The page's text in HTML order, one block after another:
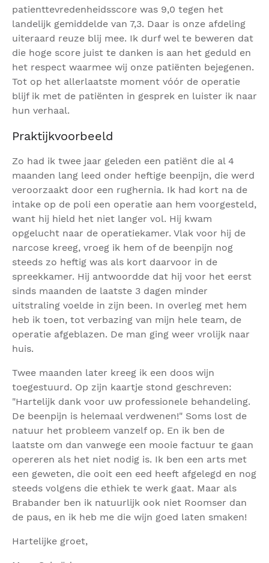
patienttevredenheidsscore was 9,0 tegen het
landelijk gemiddelde van 7,3. Daar is onze afdeling
uiteraard reuze blij mee. Ik durf wel te beweren dat
die hoge score juist te danken is aan het geduld en
het respect waarmee wij onze patiënten bejegenen.
Tot op het allerlaatste moment vóór de operatie
blijf ik met de patiënten in gesprek en luister ik naar
hun verhaal.
Praktijkvoorbeeld
Zo had ik twee jaar geleden een patiënt die al 4
maanden lang leed onder heftige beenpijn, die werd
veroorzaakt door een rughernia. Ik had kort na de
intake op de poli een operatie aan hem voorgesteld,
want hij hield het niet langer vol. Hij kwam
opgelucht naar de operatiekamer. Vlak voor hij de
narcose kreeg, vroeg ik hem of de beenpijn nog
steeds zo heftig was als kort daarvoor in de
spreekkamer. Hij antwoordde dat hij voor het eerst
sinds maanden de laatste 3 dagen minder
uitstraling voelde in zijn been. In overleg met hem
heb ik toen, tot verbazing van mijn hele team, de
operatie afgeblazen. De man ging weer vrolijk naar
huis.
Twee maanden later kreeg ik een doos wijn
toegestuurd. Op zijn kaartje stond geschreven:
"Hartelijk dank voor uw professionele behandeling.
De beenpijn is helemaal verdwenen!" Soms lost de
natuur het probleem vanzelf op. En ik ben de
laatste om dan vanwege een mooie factuur te gaan
opereren als het niet nodig is. Ik ben een arts met
een geweten, die ooit een eed heeft afgelegd en nog
steeds volgens die ethiek te werk gaat. Maar als
Brabander ben ik natuurlijk ook niet Roomser dan
de paus, en ik heb me die wijn goed laten smaken!
Hartelijke groet,